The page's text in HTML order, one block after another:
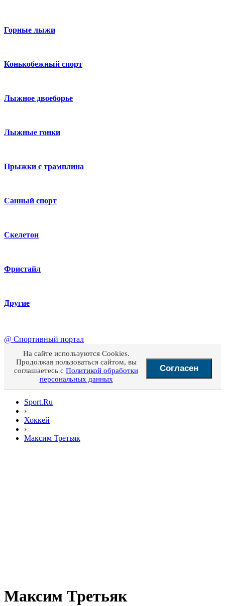
Горные лыжи
Конькобежный спорт
Лыжное двоеборье
Лыжные гонки
Прыжки с трамплина
Санный спорт
Скелетон
Фристайл
Другие
@ Спортивный портал
На сайте используются Cookies.
Продолжая пользоваться сайтом, вы
соглашаетесь с Политикой обработки
персональных данных
Согласен
Sport.Ru
›
Хоккей
›
Максим Третьяк
Максим Третьяк